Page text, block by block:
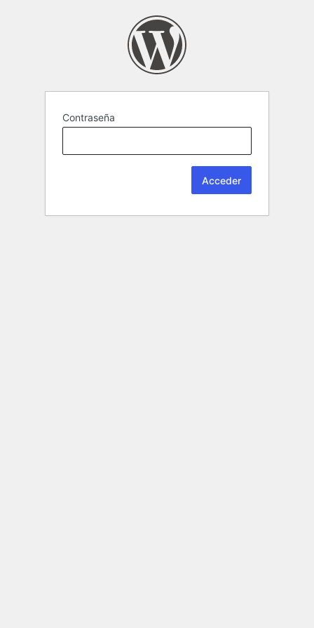
Contraseña